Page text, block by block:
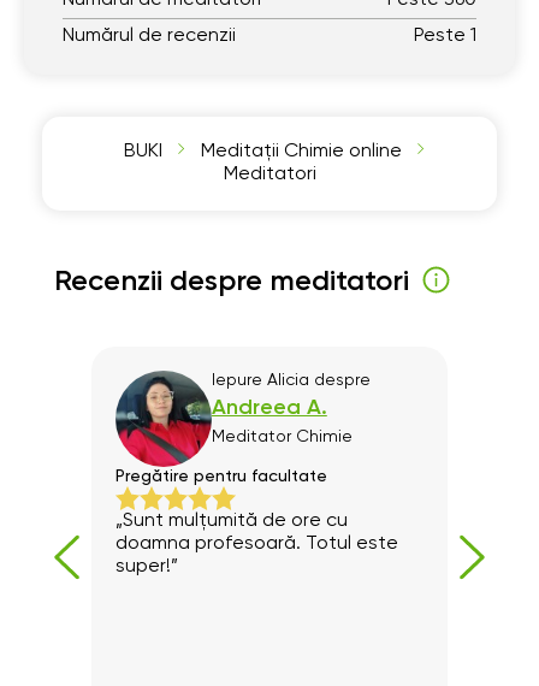
Numărul de recenzii
Peste 1
BUKI
Meditații Chimie online
Meditatori
Recenzii despre meditatori
Iepure Alicia despre
Andreea A.
Meditator Chimie
Pregătire pentru facultate
„Sunt mulțumită de ore cu
doamna profesoară. Totul este
super!”